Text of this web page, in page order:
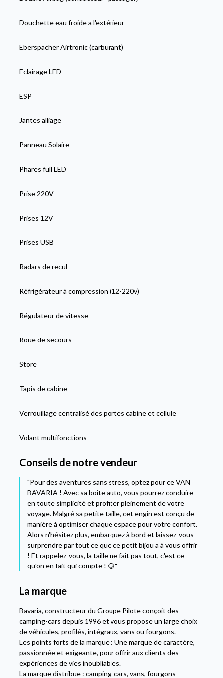
Douchette eau froide a l'extérieur
Eberspächer Airtronic (carburant)
Eclairage LED
ESP
Jantes alliage
Panneau Solaire
Phares full LED
Prise 220V
Prises 12V
Prises USB
Radars de recul
Réfrigérateur à compression (12-220v)
Régulateur de vitesse
Roue de secours
Store
Tapis de cabine
Verrouillage centralisé des portes cabine et cellule
Volant multifonctions
Conseils de notre vendeur
"Pour des aventures sans stress, optez pour ce VAN
BAVARIA ! Avec sa boite auto, vous pourrez conduire
en toute simplicité et profiter pleinement de votre
voyage. Malgré sa petite taille, cet engin est conçu de
manière à optimiser chaque espace pour votre confort.
Alors n'hésitez plus, embarquez à bord et laissez-vous
surprendre par tout ce que ce petit bijou a à vous offrir
! Et rappelez-vous, la taille ne fait pas tout, c'est ce
qu'on en fait qui compte ! 😉"
La marque
Bavaria, constructeur du Groupe Pilote conçoit des
camping-cars depuis 1996 et vous propose un large choix
de véhicules, profilés, intégraux, vans ou fourgons.
Les points forts de la marque : Une marque de caractère,
passionnée et exigeante, pour offrir aux clients des
expériences de vies inoubliables.
La marque distribue : camping-cars, vans, fourgons